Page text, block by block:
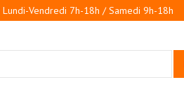
Lundi-Vendredi 7h-18h / Samedi 9h-18h